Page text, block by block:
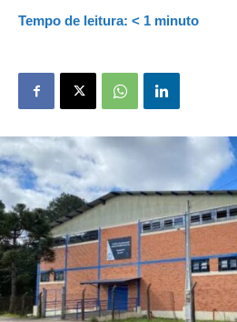
Tempo de leitura: < 1 minuto